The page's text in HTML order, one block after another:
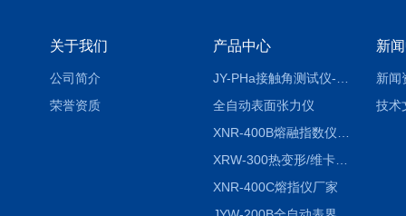
关于我们
公司简介
荣誉资质
产品中心
全自动表面张力仪
XRW-300热变形/维卡软化点温度测定仪
XNR-400C熔指仪厂家
新
新闻
技术